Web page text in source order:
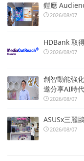
鎧應
2026/08/07
HDBank 取
2026/08/07
創智動能強
邀分享AI時
2026/08/07
ASUSx三麗
2026/08/07